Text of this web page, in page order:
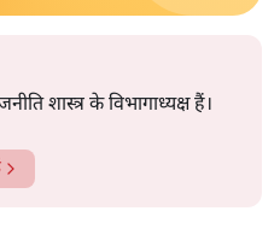
शास्त्र के विभागाध्यक्ष हैं।